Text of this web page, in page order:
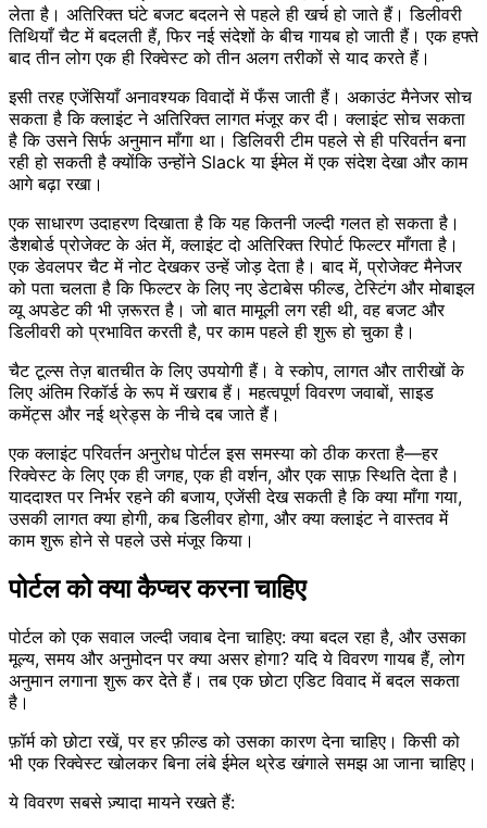
लेता है। अतिरिक्त घंटे बजट बदलने से पहले ही खर्च हो जाते हैं। डिलीवरी
तिथियाँ चैट में बदलती हैं, फिर नई संदेशों के बीच गायब हो जाती हैं। एक हफ्ते
बाद तीन लोग एक ही रिक्वेस्ट को तीन अलग तरीकों से याद करते हैं।
इसी तरह एजेंसियाँ अनावश्यक विवादों में फँस जाती हैं। अकाउंट मैनेजर सोच
सकता है कि क्लाइंट ने अतिरिक्त लागत मंजूर कर दी। क्लाइंट सोच सकता
है कि उसने सिर्फ अनुमान माँगा था। डिलिवरी टीम पहले से ही परिवर्तन बना
रही हो सकती है क्योंकि उन्होंने Slack या ईमेल में एक संदेश देखा और काम
आगे बढ़ा रखा।
एक साधारण उदाहरण दिखाता है कि यह कितनी जल्दी गलत हो सकता है।
डैशबोर्ड प्रोजेक्ट के अंत में, क्लाइंट दो अतिरिक्त रिपोर्ट फिल्टर माँगता है।
एक डेवलपर चैट में नोट देखकर उन्हें जोड़ देता है। बाद में, प्रोजेक्ट मैनेजर
को पता चलता है कि फिल्टर के लिए नए डेटाबेस फील्ड, टेस्टिंग और मोबाइल
व्यू अपडेट की भी ज़रूरत है। जो बात मामूली लग रही थी, वह बजट और
डिलीवरी को प्रभावित करती है, पर काम पहले ही शुरू हो चुका है।
चैट टूल्स तेज़ बातचीत के लिए उपयोगी हैं। वे स्कोप, लागत और तारीखों के
लिए अंतिम रिकॉर्ड के रूप में खराब हैं। महत्वपूर्ण विवरण जवाबों, साइड
कमेंट्स और नई थ्रेड्स के नीचे दब जाते हैं।
एक क्लाइंट परिवर्तन अनुरोध पोर्टल इस समस्या को ठीक करता है—हर
रिक्वेस्ट के लिए एक ही जगह, एक ही वर्शन, और एक साफ़ स्थिति देता है।
याददाश्त पर निर्भर रहने की बजाय, एजेंसी देख सकती है कि क्या माँगा गया,
उसकी लागत क्या होगी, कब डिलीवर होगा, और क्या क्लाइंट ने वास्तव में
काम शुरू होने से पहले उसे मंजूर किया।
पोर्टल को क्या कैप्चर करना चाहिए
पोर्टल को एक सवाल जल्दी जवाब देना चाहिए: क्या बदल रहा है, और उसका
मूल्य, समय और अनुमोदन पर क्या असर होगा? यदि ये विवरण गायब हैं, लोग
अनुमान लगाना शुरू कर देते हैं। तब एक छोटा एडिट विवाद में बदल सकता
है।
फ़ॉर्म को छोटा रखें, पर हर फ़ील्ड को उसका कारण देना चाहिए। किसी को
भी एक रिक्वेस्ट खोलकर बिना लंबे ईमेल थ्रेड खंगाले समझ आ जाना चाहिए।
ये विवरण सबसे ज़्यादा मायने रखते हैं: